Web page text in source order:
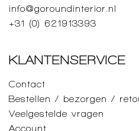
info@goroundinterior.nl
+31 (0) 621913393
KLANTENSERVICE
Contact
Bestellen / bezorgen /
Veelgestelde vragen
Account